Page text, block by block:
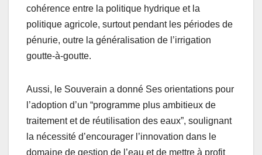
cohérence entre la politique hydrique et la
politique agricole, surtout pendant les périodes de
pénurie, outre la généralisation de l’irrigation
goutte-à-goutte.
Aussi, le Souverain a donné Ses orientations pour
l’adoption d’un “programme plus ambitieux de
traitement et de réutilisation des eaux”, soulignant
la nécessité d’encourager l’innovation dans le
domaine de gestion de l’eau et de mettre à profit